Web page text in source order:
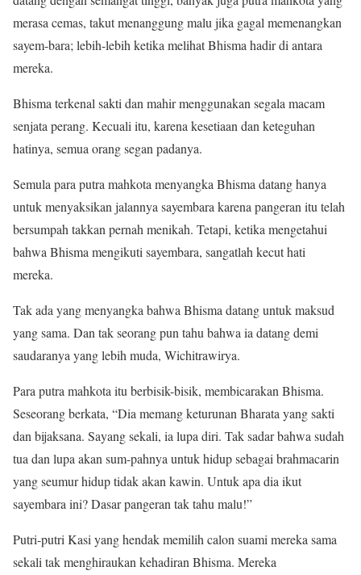
merasa cemas, takut menanggung malu jika gagal memenangkan
sayem-bara; lebih-lebih ketika melihat Bhisma hadir di antara
mereka.
Bhisma terkenal sakti dan mahir menggunakan segala macam
senjata perang. Kecuali itu, karena kesetiaan dan keteguhan
hatinya, semua orang segan padanya.
Semula para putra mahkota menyangka Bhisma datang hanya
untuk menyaksikan jalannya sayembara karena pangeran itu telah
bersumpah takkan pernah menikah. Tetapi, ketika mengetahui
bahwa Bhisma mengikuti sayembara, sangatlah kecut hati
mereka.
Tak ada yang menyangka bahwa Bhisma datang untuk maksud
yang sama. Dan tak seorang pun tahu bahwa ia datang demi
saudaranya yang lebih muda, Wichitrawirya.
Para putra mahkota itu berbisik-bisik, membicarakan Bhisma.
Seseorang berkata, “Dia memang keturunan Bharata yang sakti
dan bijaksana. Sayang sekali, ia lupa diri. Tak sadar bahwa sudah
tua dan lupa akan sum-pahnya untuk hidup sebagai brahmacarin
yang seumur hidup tidak akan kawin. Untuk apa dia ikut
sayembara ini? Dasar pangeran tak tahu malu!”
Putri-putri Kasi yang hendak memilih calon suami mereka sama
sekali tak menghiraukan kehadiran Bhisma. Mereka